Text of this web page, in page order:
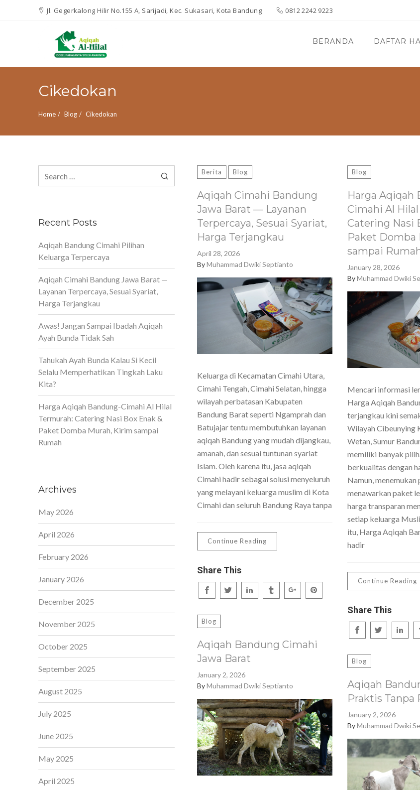
Jl. Gegerkalong Hilir No.155 A, Sarijadi, Kec. Sukasari, Kota Bandung 0812 2242 9223
BERANDA DAFTAR
Cikedokan
Home Blog Cikedokan
Berita Blog
Aqiqah Cimahi Bandung
Jawa Barat — Layanan
Terpercaya, Sesuai Syariat,
Harga Terjangkau
April 28, 2026
ByMuhammad Dwiki Septianto
Keluarga di Kecamatan Cimahi Utara,
Cimahi Tengah, Cimahi Selatan, hingga
wilayah perbatasan Kabupaten
Bandung Barat seperti Ngamprah dan
Batujajar tentu membutuhkan layanan
aqiqah Bandung yang mudah dijangkau,
amanah, dan sesuai tuntunan syariat
Islam. Oleh karena itu, jasa aqiqah
Cimahi hadir sebagai solusi menyeluruh
yang melayani keluarga muslim di Kota
Cimahi dan seluruh Bandung Raya tanpa
Continue Reading
Share This
Blog
Harga Aqiqah
Cimahi Al
Catering Nasi
Paket Domba
sampai
January 28, 2026
ByMuhammad Dwiki
Mencari informasi
Harga Aqiqah
terjangkau kini
Wilayah Cibeunying
Wetan, Sumur
memiliki banyak
berkualitas dengan
Namun, menemukan
menawarkan paket
harga transparan
setiap keluarga
itu, Harga Aqiqah
hadir
Continue Reading
Share This
Blog
Aqiqah Bandung Cimahi
Jawa Barat
January 2, 2026
ByMuhammad Dwiki Septianto
Blog
Aqiqah
Praktis Tanpa
January 2, 2026
ByMuhammad Dwiki
for:
Recent Posts
Aqiqah Bandung Cimahi Pilihan
Keluarga Terpercaya
Aqiqah Cimahi Bandung Jawa Barat —
Layanan Terpercaya, Sesuai Syariat,
Harga Terjangkau
Awas! Jangan Sampai Ibadah Aqiqah
Ayah Bunda Tidak Sah
Tahukah Ayah Bunda Kalau Si Kecil
Selalu Memperhatikan Tingkah Laku
Kita?
Harga Aqiqah Bandung-Cimahi Al Hilal
Termurah: Catering Nasi Box Enak &
Paket Domba Murah, Kirim sampai
Rumah
Archives
May 2026
April 2026
February 2026
January 2026
December 2025
November 2025
October 2025
September 2025
August 2025
July 2025
June 2025
May 2025
April 2025